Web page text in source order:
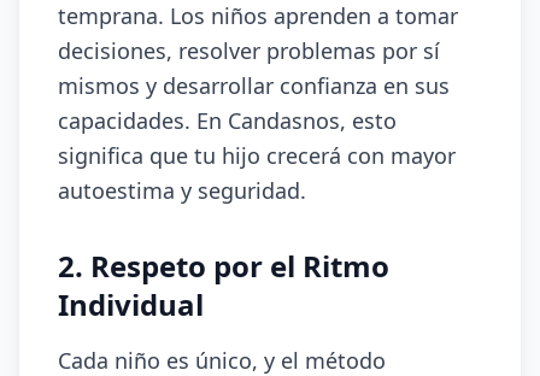
temprana. Los niños aprenden a tomar
decisiones, resolver problemas por sí
mismos y desarrollar confianza en sus
capacidades. En Candasnos, esto
significa que tu hijo crecerá con mayor
autoestima y seguridad.
2. Respeto por el Ritmo
Individual
Cada niño es único, y el método